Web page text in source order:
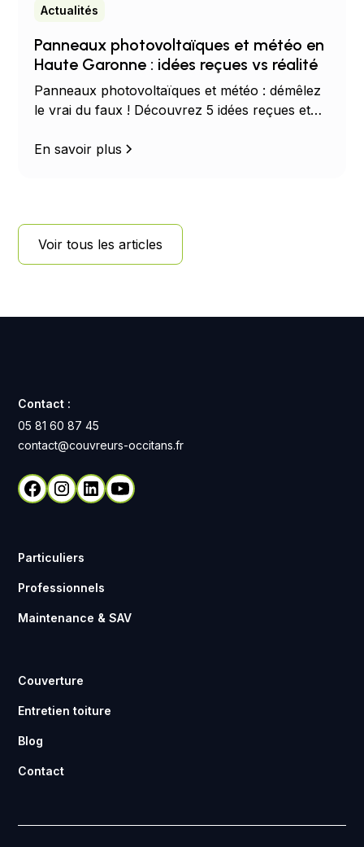
Actualités
Panneaux photovoltaïques et météo en
Haute Garonne : idées reçues vs réalité
Panneaux photovoltaïques et météo : démêlez
le vrai du faux ! Découvrez 5 idées reçues et
le soleil, la pluie, la neige et la température.
En savoir plus
Voir tous les articles
Contact :
05 81 60 87 45
contact@couvreurs-occitans.fr
Particuliers
Professionnels
Maintenance & SAV
Couverture
Entretien toiture
Blog
Contact